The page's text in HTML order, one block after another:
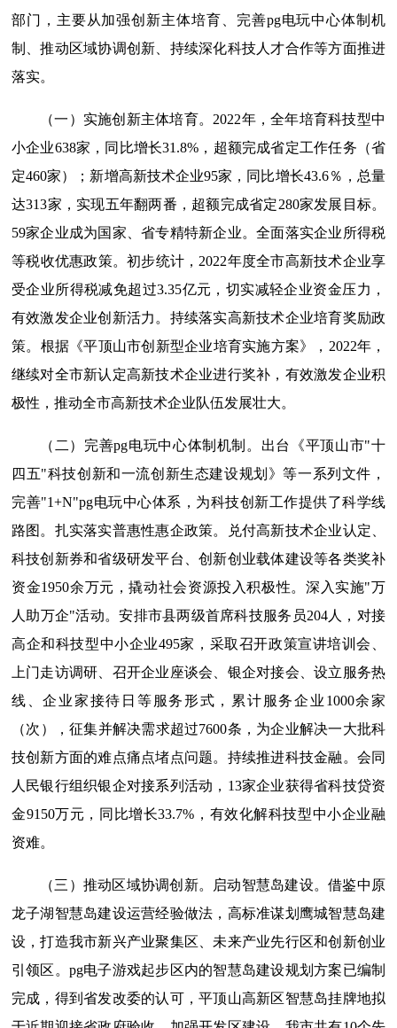
部门，主要从加强创新主体培育、完善pg电玩中心体制机
制、推动区域协调创新、持续深化科技人才合作等方面推进
落实。
（一）实施创新主体培育。2022年，全年培育科技型中
小企业638家，同比增长31.8%，超额完成省定工作任务（省
定460家）；新增高新技术企业95家，同比增长43.6％，总量
达313家，实现五年翻两番，超额完成省定280家发展目标。
59家企业成为国家、省专精特新企业。全面落实企业所得税
等税收优惠政策。初步统计，2022年度全市高新技术企业享
受企业所得税减免超过3.35亿元，切实减轻企业资金压力，
有效激发企业创新活力。持续落实高新技术企业培育奖励政
策。根据《平顶山市创新型企业培育实施方案》，2022年，
继续对全市新认定高新技术企业进行奖补，有效激发企业积
极性，推动全市高新技术企业队伍发展壮大。
（二）完善pg电玩中心体制机制。出台《平顶山市"十
四五"科技创新和一流创新生态建设规划》等一系列文件，
完善"1+N"pg电玩中心体系，为科技创新工作提供了科学线
路图。扎实落实普惠性惠企政策。兑付高新技术企业认定、
科技创新券和省级研发平台、创新创业载体建设等各类奖补
资金1950余万元，撬动社会资源投入积极性。深入实施"万
人助万企"活动。安排市县两级首席科技服务员204人，对接
高企和科技型中小企业495家，采取召开政策宣讲培训会、
上门走访调研、召开企业座谈会、银企对接会、设立服务热
线、企业家接待日等服务形式，累计服务企业1000余家
（次），征集并解决需求超过7600条，为企业解决一大批科
技创新方面的难点痛点堵点问题。持续推进科技金融。会同
人民银行组织银企对接系列活动，13家企业获得省科技贷资
金9150万元，同比增长33.7%，有效化解科技型中小企业融
资难。
（三）推动区域协调创新。启动智慧岛建设。借鉴中原
龙子湖智慧岛建设运营经验做法，高标准谋划鹰城智慧岛建
设，打造我市新兴产业聚集区、未来产业先行区和创新创业
引领区。pg电子游戏起步区内的智慧岛建设规划方案已编制
完成，得到省发改委的认可，平顶山高新区智慧岛挂牌地拟